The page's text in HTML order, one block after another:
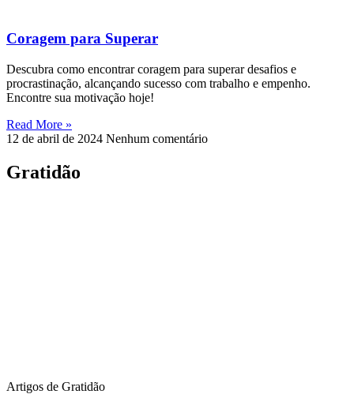
Coragem para Superar
Descubra como encontrar coragem para superar desafios e
procrastinação, alcançando sucesso com trabalho e empenho.
Encontre sua motivação hoje!
Read More »
12 de abril de 2024 Nenhum comentário
Gratidão
Artigos de Gratidão